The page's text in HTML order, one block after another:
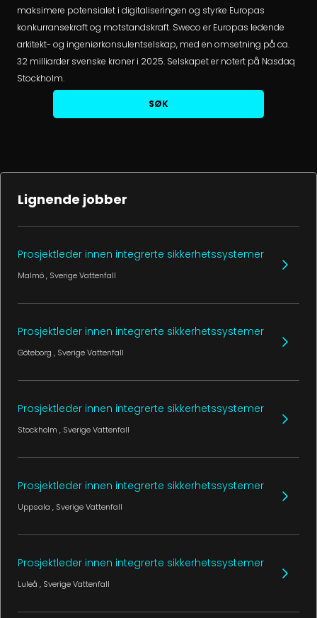
maksimere potensialet i digitaliseringen og styrke Europas
konkurransekraft og motstandskraft. Sweco er Europas ledende
arkitekt- og ingeniørkonsulentselskap, med en omsetning på ca.
32 milliarder svenske kroner i 2025. Selskapet er notert på Nasdaq
Stockholm.
SØK
Lignende jobber
Prosjektleder innen integrerte sikkerhetssystemer
Malmö, SverigeVattenfall
Prosjektleder innen integrerte sikkerhetssystemer
Göteborg , SverigeVattenfall
Prosjektleder innen integrerte sikkerhetssystemer
Stockholm , SverigeVattenfall
Prosjektleder innen integrerte sikkerhetssystemer
Uppsala , SverigeVattenfall
Prosjektleder innen integrerte sikkerhetssystemer
Luleå , SverigeVattenfall